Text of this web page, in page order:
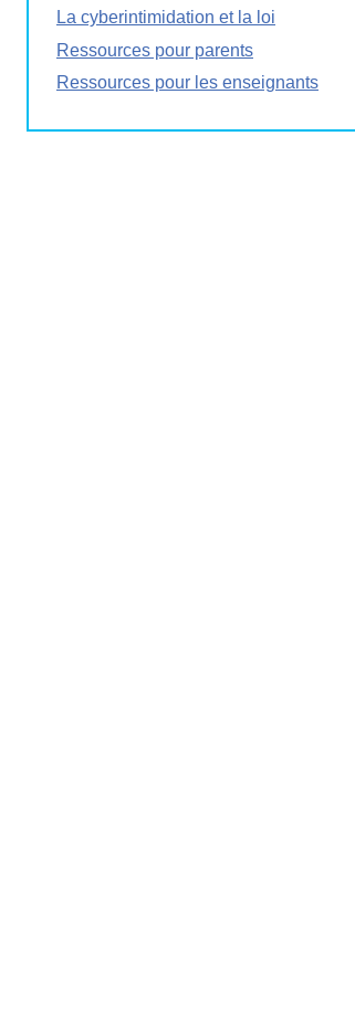
La cyberintimidation et la loi
Ressources pour parents
Ressources pour les enseignants